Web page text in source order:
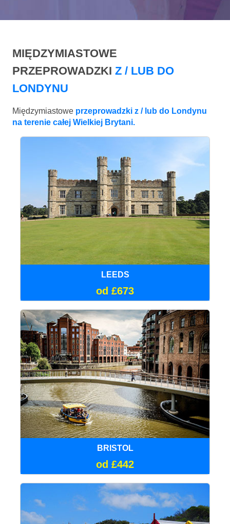
MIĘDZYMIASTOWE
PRZEPROWADZKI Z / LUB DO
LONDYNU
Międzymiastowe przeprowadzki z / lub do Londynu
na terenie całej Wielkiej Brytani.
LEEDS
od £673
BRISTOL
od £442